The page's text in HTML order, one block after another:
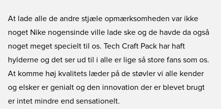
At lade alle de andre stjæle opmærksomheden var ikke
noget Nike nogensinde ville lade ske og de havde da også
noget meget specielt til os. Tech Craft Pack har haft
hylderne og det ser ud til i alle er lige så store fans som os.
At komme høj kvalitets læder på de støvler vi alle kender
og elsker er genialt og den innovation der er blevet brugt
er intet mindre end sensationelt.